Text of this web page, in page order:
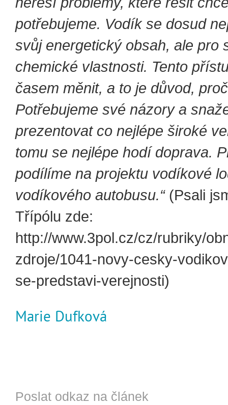
potřebujeme. Vodík se dosud
svůj energetický obsah, ale pro
chemické vlastnosti. Tento
časem měnit, a to je důvod,
Potřebujeme své názory a
prezentovat co nejlépe široké
tomu se nejlépe hodí doprava.
podílíme na projektu vodíkové
vodíkového autobusu.“(Psali
Třípólu zde:
http://www.3pol.cz/cz/rubriky/
zdroje/1041-novy-cesky-
se-predstavi-verejnosti)
Marie Dufková
Poslat odkaz na článek